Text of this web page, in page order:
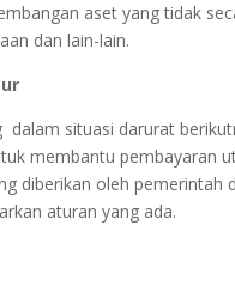
aset yang tidak
dan lain-lain.
situasi darurat
membantu pembayaran
diberikan oleh
aturan yang ada.